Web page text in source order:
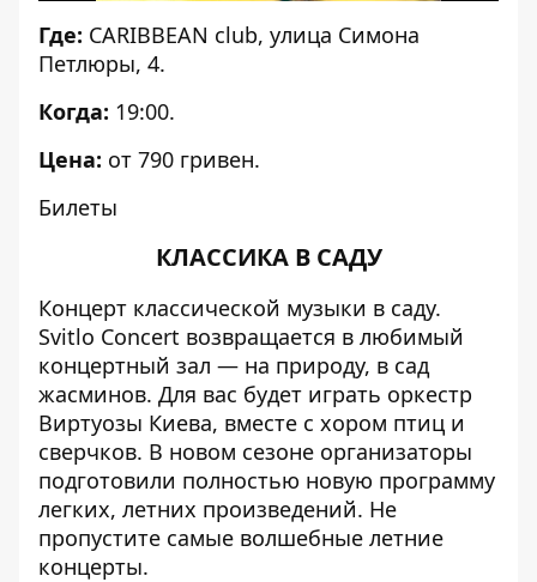
Где: CARIBBEAN club, улица Симона
Петлюры, 4.
Когда: 19:00.
Цена: от 790 гривен.
Билеты
КЛАССИКА В САДУ
Концерт классической музыки в саду.
Svitlo Concert возвращается в любимый
концертный зал — на природу, в сад
жасминов. Для вас будет играть оркестр
Виртуозы Киева, вместе с хором птиц и
сверчков. В новом сезоне организаторы
подготовили полностью новую программу
легких, летних произведений. Не
пропустите самые волшебные летние
концерты.